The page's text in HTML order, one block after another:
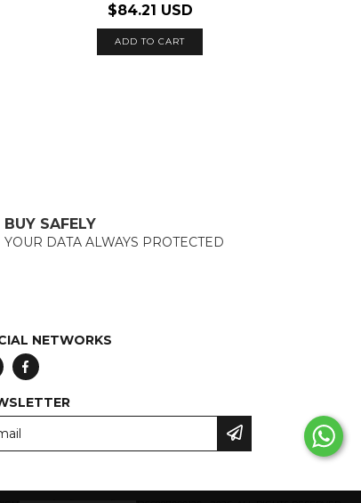
$84.21 USD
ADD TO CART
BUY SAFELY
YOUR DATA ALWAYS PROTECTED
NETWORKS